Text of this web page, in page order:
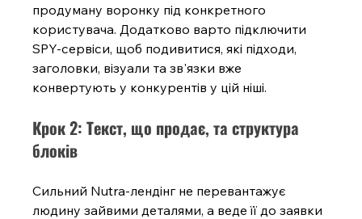
продуману воронку під конкретного
користувача. Додатково варто підключити
SPY-сервіси, щоб подивитися, які підходи,
заголовки, візуали та зв'язки вже
конвертують у конкурентів у цій ніші.
Крок 2: Текст, що продає, та структура
блоків
Сильний Nutra-лендінг не перевантажує
людину зайвими деталями, а веде її до заявки